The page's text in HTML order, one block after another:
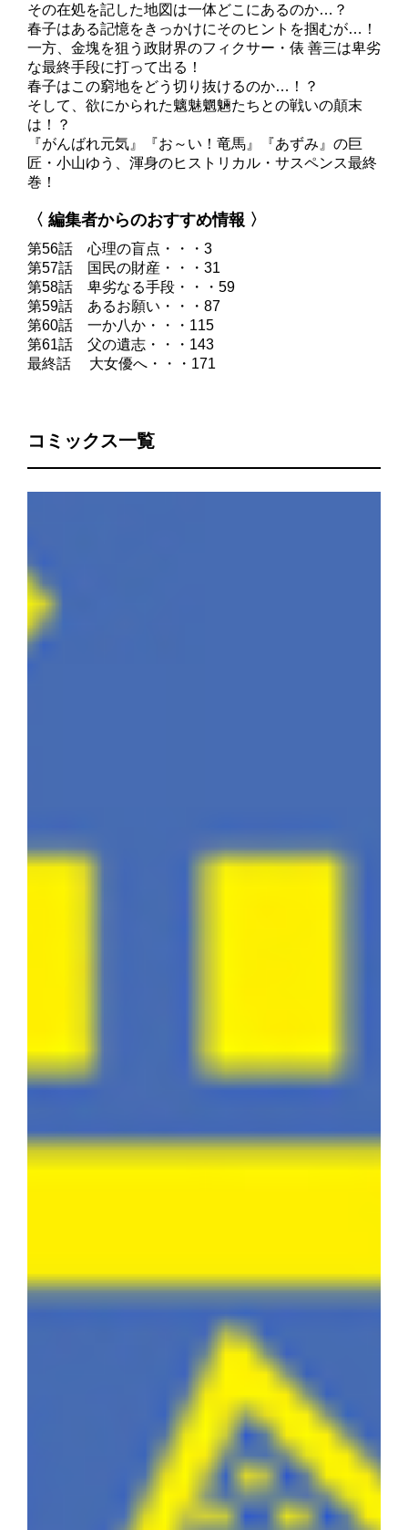
その在処を記した地図は一体どこにあるのか…？
春子はある記憶をきっかけにそのヒントを掴むが…！
一方、金塊を狙う政財界のフィクサー・俵 善三は卑劣
な最終手段に打って出る！
春子はこの窮地をどう切り抜けるのか…！？
そして、欲にかられた魑魅魍魎たちとの戦いの顛末
は！？
『がんばれ元気』『お～い！竜馬』『あずみ』の巨
匠・小山ゆう、渾身のヒストリカル・サスペンス最終
巻！
〈 編集者からのおすすめ情報 〉
第56話 心理の盲点・・・3
第57話 国民の財産・・・31
第58話 卑劣なる手段・・・59
第59話 あるお願い・・・87
第60話 一か八か・・・115
第61話 父の遺志・・・143
最終話 大女優へ・・・171
コミックス一覧